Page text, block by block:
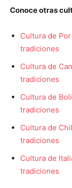
Conoce otras
Cultura de
tradiciones
Cultura de
tradiciones
Cultura de
tradiciones
Cultura de
tradiciones
Cultura de
tradiciones